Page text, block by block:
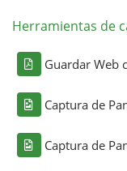
Herramientas de
Guardar Web
Captura de
Captura de